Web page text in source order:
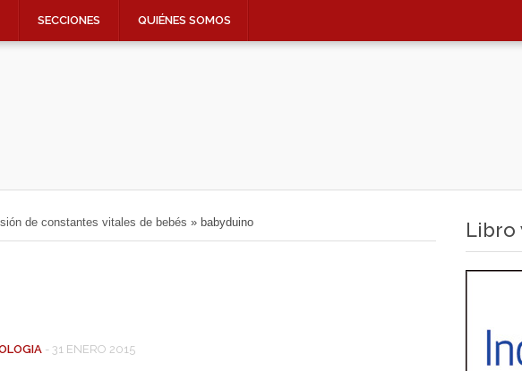
SECCIONES QUIÉNES SOMOS
de constantes vitales de bebés » babyduino
- 31 ENERO 2015
Libro